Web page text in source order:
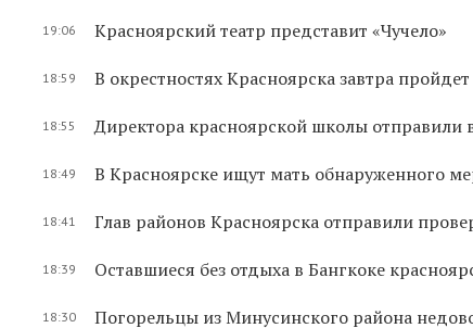
19:06 Красноярский театр представит «Чучело»
18:59 В окрестностях Красноярска завтра
18:55 Директора красноярской школы отправили
18:49 В Красноярске ищут мать обнаруженного
18:41 Глав районов Красноярска отправили
18:39 Оставшиеся без отдыха в Бангкоке
18:30 Погорельцы из Минусинского района